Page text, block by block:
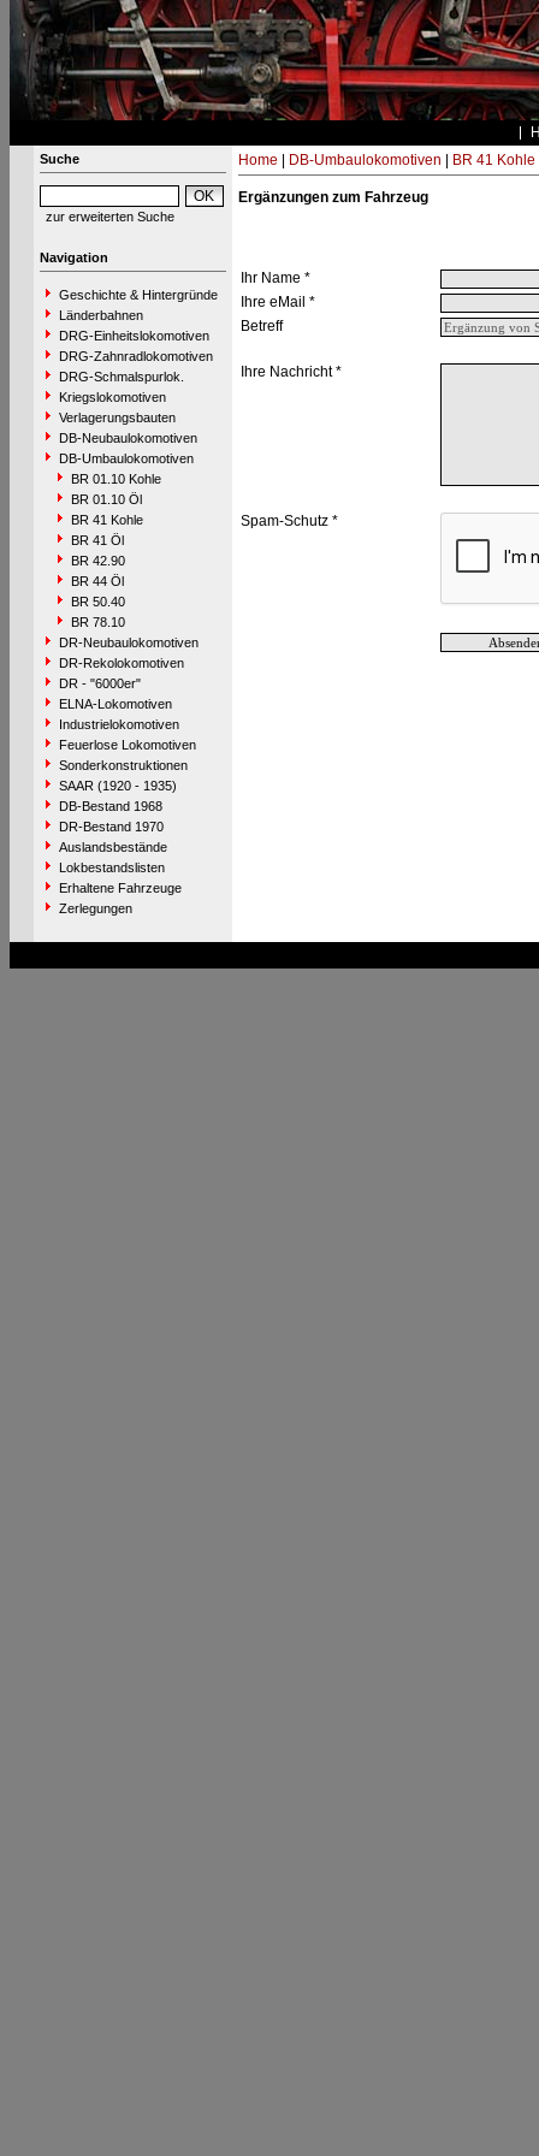
Suche
zur erweiterten Suche
Navigation
Geschichte & Hintergründe
Länderbahnen
DRG-Einheitslokomotiven
DRG-Zahnradlokomotiven
DRG-Schmalspurlok.
Kriegslokomotiven
Verlagerungsbauten
DB-Neubaulokomotiven
DB-Umbaulokomotiven
BR 01.10 Kohle
BR 01.10 Öl
BR 41 Kohle
BR 41 Öl
BR 42.90
BR 44 Öl
BR 50.40
BR 78.10
DR-Neubaulokomotiven
DR-Rekolokomotiven
DR - "6000er"
ELNA-Lokomotiven
Industrielokomotiven
Feuerlose Lokomotiven
Sonderkonstruktionen
SAAR (1920 - 1935)
DB-Bestand 1968
DR-Bestand 1970
Auslandsbestände
Lokbestandslisten
Erhaltene Fahrzeuge
Zerlegungen
Home DB-Umbaulokomotiven BR 41 Kohle
Ergänzungen zum Fahrzeug
Ihr Name *
Ihre eMail *
Betreff
Ihre Nachricht *
Spam-Schutz *